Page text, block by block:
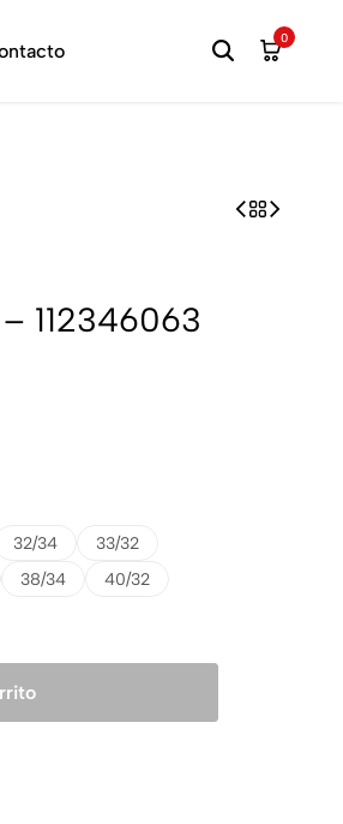
0
112346063
32/34
33/32
38/34 40/32